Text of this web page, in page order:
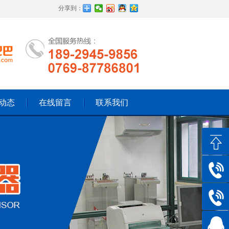
分享到：
态 在线留言 联系我们